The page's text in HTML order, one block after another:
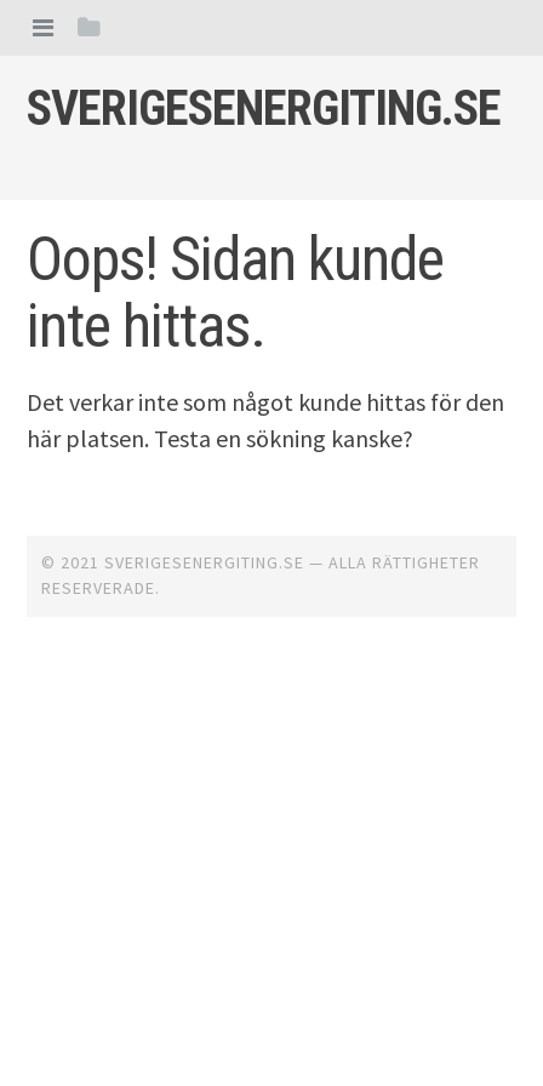
Skip to content
View menu
SVERIGESENERGITING.SE
Oops! Sidan kunde
inte hittas.
Det verkar inte som något kunde hittas för den
här platsen. Testa en sökning kanske?
© 2021 SVERIGESENERGITING.SE — ALLA RÄTTIGHETER
RESERVERADE.